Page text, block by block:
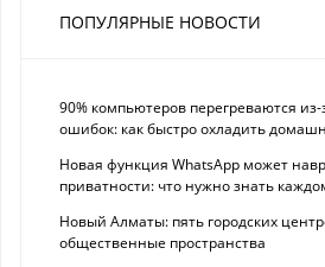
ПОПУЛЯРНЫЕ НОВОСТИ
90% компьютеров перегреваются
ошибок: как быстро охладить
Новая функция WhatsApp может
приватности: что нужно знать
Новый Алматы: пять городских
общественные пространства